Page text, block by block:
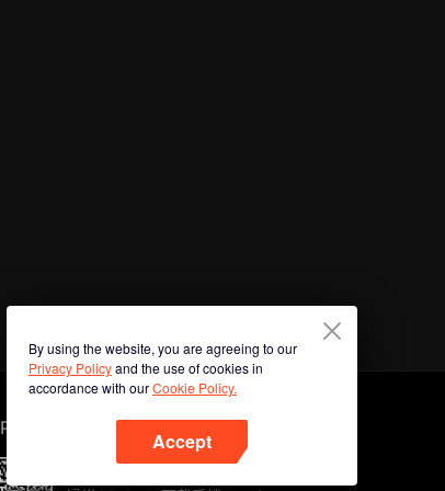
By using the website, you are agreeing to our
Privacy Policyand the use of cookies in
accordance with ourCookie Policy.
Accept
Phone